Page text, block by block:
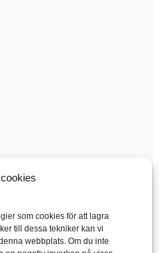
som cookies för att lagra
till dessa tekniker kan vi
webbplats. Om du inte